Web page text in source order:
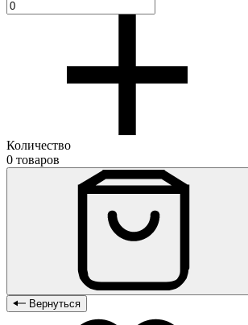
Количество
0 товаров
Вернуться